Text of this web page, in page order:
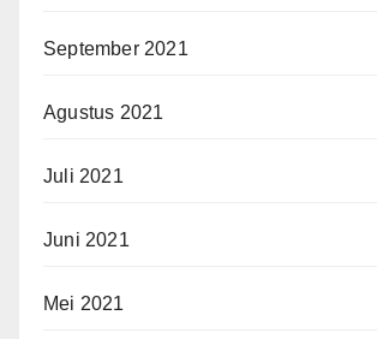
September 2021
Agustus 2021
Juli 2021
Juni 2021
Mei 2021